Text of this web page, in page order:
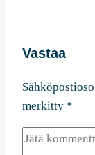
Vastaa
merkitty *